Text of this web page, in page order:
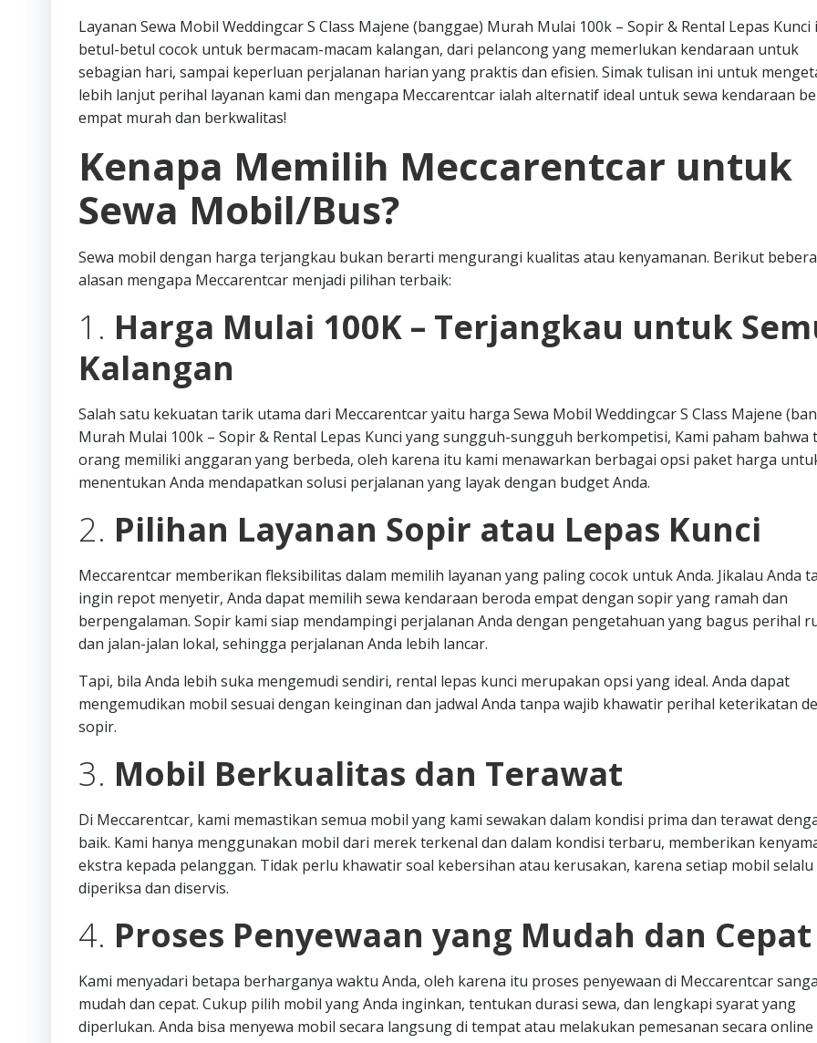
Layanan Sewa Mobil Weddingcar S Class Majene (banggae) Murah Mulai 100k – Sopir & Rental Lepas Kunci
betul-betul cocok untuk bermacam-macam kalangan, dari pelancong yang memerlukan kendaraan untuk
sebagian hari, sampai keperluan perjalanan harian yang praktis dan efisien. Simak tulisan ini untuk
lebih lanjut perihal layanan kami dan mengapa Meccarentcar ialah alternatif ideal untuk sewa kendaraan
empat murah dan berkwalitas!
Kenapa Memilih Meccarentcar untuk
Sewa Mobil/Bus?
Sewa mobil dengan harga terjangkau bukan berarti mengurangi kualitas atau kenyamanan. Berikut
alasan mengapa Meccarentcar menjadi pilihan terbaik:
1. Harga Mulai 100K – Terjangkau untuk
Kalangan
Salah satu kekuatan tarik utama dari Meccarentcar yaitu harga Sewa Mobil Weddingcar S Class Majene
Murah Mulai 100k – Sopir & Rental Lepas Kunci yang sungguh-sungguh berkompetisi, Kami paham bahwa
orang memiliki anggaran yang berbeda, oleh karena itu kami menawarkan berbagai opsi paket harga
menentukan Anda mendapatkan solusi perjalanan yang layak dengan budget Anda.
2. Pilihan Layanan Sopir atau Lepas Kunci
Meccarentcar memberikan fleksibilitas dalam memilih layanan yang paling cocok untuk Anda. Jikalau Anda
ingin repot menyetir, Anda dapat memilih sewa kendaraan beroda empat dengan sopir yang ramah dan
berpengalaman. Sopir kami siap mendampingi perjalanan Anda dengan pengetahuan yang bagus perihal
dan jalan-jalan lokal, sehingga perjalanan Anda lebih lancar.
Tapi, bila Anda lebih suka mengemudi sendiri, rental lepas kunci merupakan opsi yang ideal. Anda dapat
mengemudikan mobil sesuai dengan keinginan dan jadwal Anda tanpa wajib khawatir perihal keterikatan
sopir.
3. Mobil Berkualitas dan Terawat
Di Meccarentcar, kami memastikan semua mobil yang kami sewakan dalam kondisi prima dan terawat
baik. Kami hanya menggunakan mobil dari merek terkenal dan dalam kondisi terbaru, memberikan
ekstra kepada pelanggan. Tidak perlu khawatir soal kebersihan atau kerusakan, karena setiap mobil
diperiksa dan diservis.
4. Proses Penyewaan yang Mudah dan Cepat
Kami menyadari betapa berharganya waktu Anda, oleh karena itu proses penyewaan di Meccarentcar
mudah dan cepat. Cukup pilih mobil yang Anda inginkan, tentukan durasi sewa, dan lengkapi syarat yang
diperlukan. Anda bisa menyewa mobil secara langsung di tempat atau melakukan pemesanan secara online